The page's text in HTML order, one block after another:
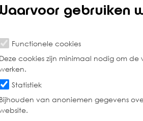
gebruiken
Functionele cookies
Deze cookies zijn minimaal nodig om
Statistiek
Bijhouden van anoniemen gegevens
mee. De Vlaamse Overheid heeft
en andere experts
geven ze informatie over